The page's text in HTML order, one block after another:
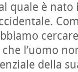
quale è
l’uomo
della